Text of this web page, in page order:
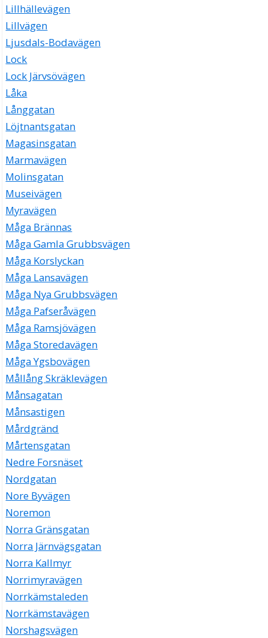
Lillhällevägen
Lillvägen
Ljusdals-Bodavägen
Lock
Lock Järvsövägen
Låka
Långgatan
Löjtnantsgatan
Magasinsgatan
Marmavägen
Molinsgatan
Museivägen
Myravägen
Måga Brännas
Måga Gamla Grubbsvägen
Måga Korslyckan
Måga Lansavägen
Måga Nya Grubbsvägen
Måga Pafseråvägen
Måga Ramsjövägen
Måga Storedavägen
Måga Ygsbovägen
Mållång Skräklevägen
Månsagatan
Månsastigen
Mårdgränd
Mårtensgatan
Nedre Forsnäset
Nordgatan
Nore Byvägen
Noremon
Norra Gränsgatan
Norra Järnvägsgatan
Norra Kallmyr
Norrimyravägen
Norrkämstaleden
Norrkämstavägen
Norshagsvägen